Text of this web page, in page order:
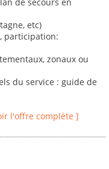
de secours en
etc)
participation:
zonaux ou
du service : guide de
l'offre complète ]